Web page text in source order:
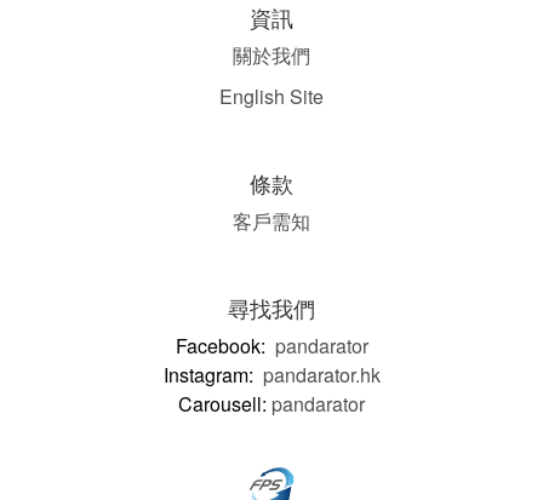
資訊
關於我們
English Site
條款
客戶需知
尋找我們
Facebook: pandarator
Instagram: pandarator.hk
Carousell: pandarator